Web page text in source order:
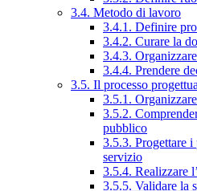
3.4. Metodo di lavoro
3.4.1. Definire
3.4.2. Curare la
3.4.3.
3.4.4. Prendere
3.5. Il processo
3.5.1.
3.5.2.
pubblico
3.5.3. Progettare i
servizio
3.5.4. Realizzare
3.5.5. Validare la